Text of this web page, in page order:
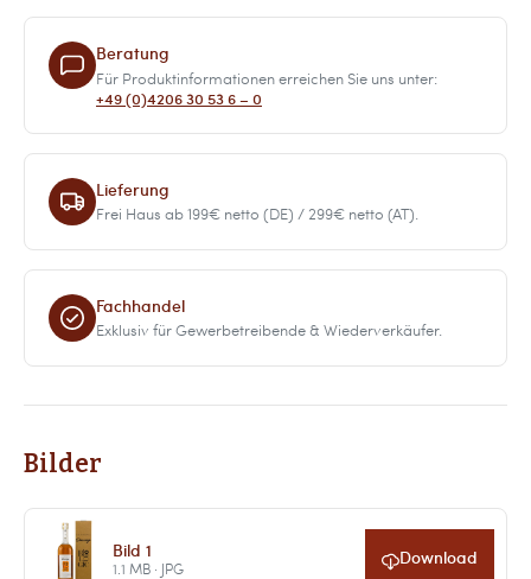
Beratung
Für Produktinformationen erreichen Sie uns unter:
+49 (0)4206 30 53 6 – 0
Lieferung
Frei Haus ab 199€ netto (DE) / 299€ netto (AT).
Fachhandel
Exklusiv für Gewerbetreibende & Wiederverkäufer.
Bilder
Bild 1
1.1 MB · JPG Download